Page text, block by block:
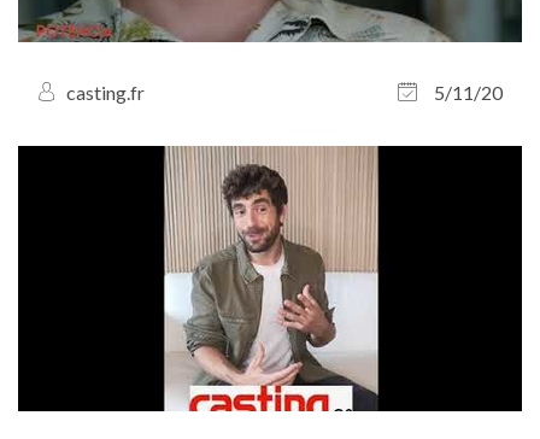
casting.fr 5/11/20